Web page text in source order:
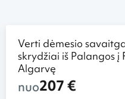
Verti dėmesio
skrydžiai iš Palangos į
Algarvę
nuo207 €